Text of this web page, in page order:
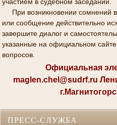
При возникновении сомнений в
или сообщение действительно
завершите диалог и
указанные на официальном
вопросов.
Официальная
maglen.chel@sudrf.ru
ПРЕСС-СЛУЖБА